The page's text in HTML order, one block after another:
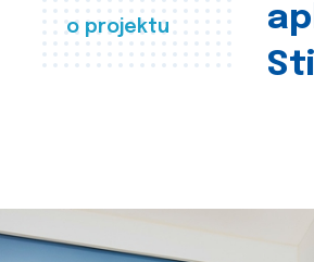
o projektu